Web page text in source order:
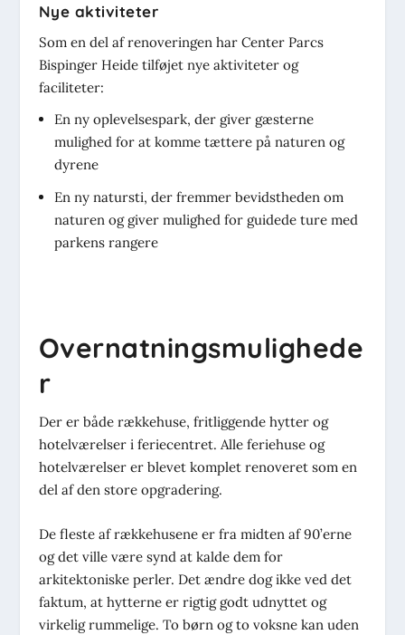
Nye aktiviteter
Som en del af renoveringen har Center Parcs
Bispinger Heide tilføjet nye aktiviteter og
faciliteter:
En ny oplevelsespark, der giver gæsterne
mulighed for at komme tættere på naturen og
dyrene
En ny natursti, der fremmer bevidstheden om
naturen og giver mulighed for guidede ture med
parkens rangere
Overnatningsmulighede
r
Der er både rækkehuse, fritliggende hytter og
hotelværelser i feriecentret. Alle feriehuse og
hotelværelser er blevet komplet renoveret som en
del af den store opgradering.
De fleste af rækkehusene er fra midten af 90’erne
og det ville være synd at kalde dem for
arkitektoniske perler. Det ændre dog ikke ved det
faktum, at hytterne er rigtig godt udnyttet og
virkelig rummelige. To børn og to voksne kan uden